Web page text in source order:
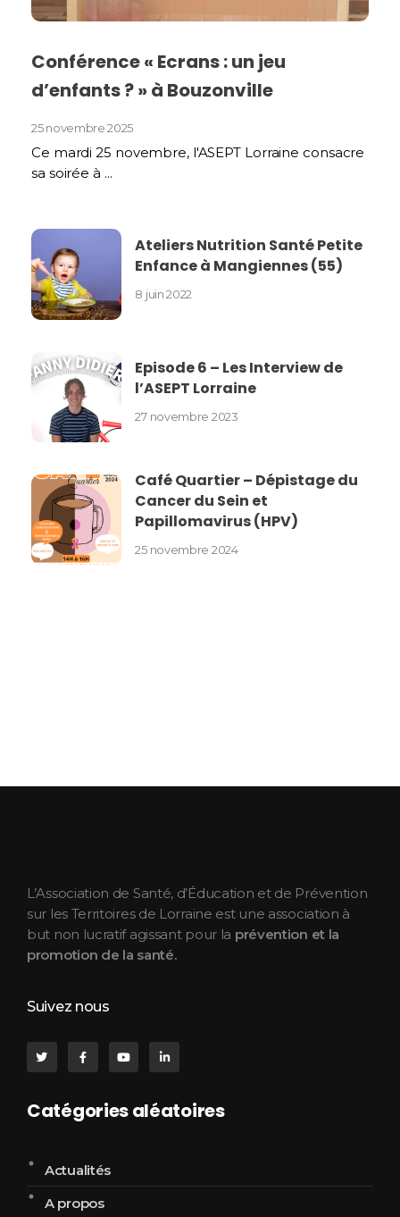
Conférence « Ecrans : un jeu
d’enfants ? » à Bouzonville
25 novembre 2025
Ce mardi 25 novembre, l'ASEPT Lorraine consacre
sa soirée à ...
Ateliers Nutrition Santé Petite
Enfance à Mangiennes (55)
8 juin 2022
Episode 6 – Les Interview de
l’ASEPT Lorraine
27 novembre 2023
Café Quartier – Dépistage du
Cancer du Sein et
Papillomavirus (HPV)
25 novembre 2024
L’Association de Santé, d’Éducation et de Prévention
sur les Territoires de Lorraine est une association à
but non lucratif agissant pour la prévention et la
promotion de la santé.
Suivez nous
Catégories aléatoires
Actualités
A propos